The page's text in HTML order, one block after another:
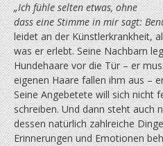
„Ich fühle selten etwas, ohne
dass eine Stimme in mir sagt:
leidet an der Künstlerkrankheit,
was er erlebt. Seine Nachbarn
Hundehaare vor die Tür – er
eigenen Haare fallen ihm aus –
Seine Angebetete will sich nicht
schreiben. Und dann steht auch
dessen natürlich zahlreiche
Erinnerungen und Emotionen